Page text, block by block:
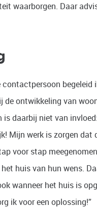
waarborgen. Daar
contactpersoon begeleid
de ontwikkeling van
daarbij niet van
Mijn werk is zorgen dat
voor stap
huis van hun wens.
wanneer het huis is
ik voor een oplossing!”